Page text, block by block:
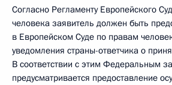
Согласно Регламенту Европейского
человека заявитель должен быть
в Европейском Суде по правам
уведомления страны-ответчика о
В соответствии с этим Федеральным
предусматривается предоставление